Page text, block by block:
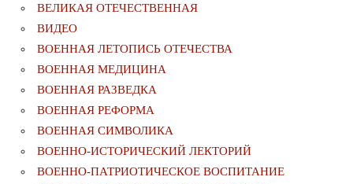
ВЕЛИКАЯ ОТЕЧЕСТВЕННАЯ
ВИДЕО
ВОЕННАЯ ЛЕТОПИСЬ ОТЕЧЕСТВА
ВОЕННАЯ МЕДИЦИНА
ВОЕННАЯ РАЗВЕДКА
ВОЕННАЯ РЕФОРМА
ВОЕННАЯ СИМВОЛИКА
ВОЕННО-ИСТОРИЧЕСКИЙ ЛЕКТОРИЙ
ВОЕННО-ПАТРИОТИЧЕСКОЕ ВОСПИТАНИЕ